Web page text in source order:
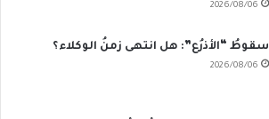
2026/08/06
سقوطُ “الأذرُع”: هل انتهى زمنُ الوكلاء؟
2026/08/06